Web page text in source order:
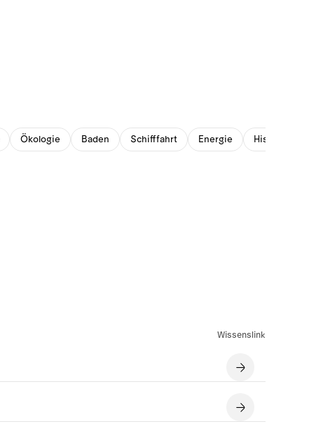
Ökologie Baden Schifffahrt Energie Historisches
Wissenslink